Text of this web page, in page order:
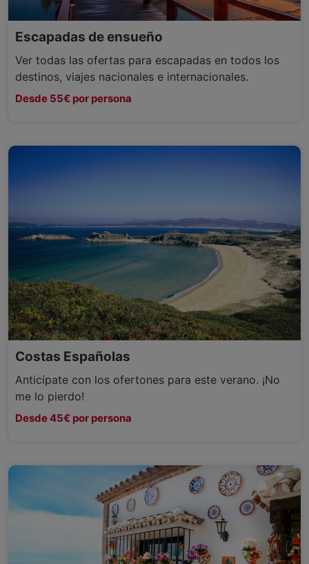
Escapadas de ensueño
Ver todas las ofertas para escapadas en todos los
destinos, viajes nacionales e internacionales.
Desde 55€ por persona
Costas Españolas
Anticípate con los ofertones para este verano. ¡No
me lo pierdo!
Desde 45€ por persona